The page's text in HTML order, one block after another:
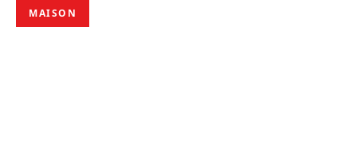
MAISON